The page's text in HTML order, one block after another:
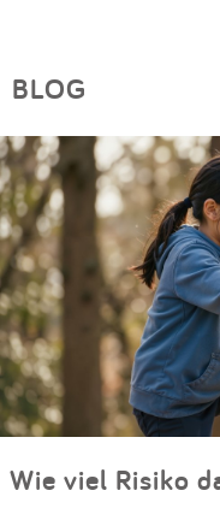
BLOG
Wie viel Risiko